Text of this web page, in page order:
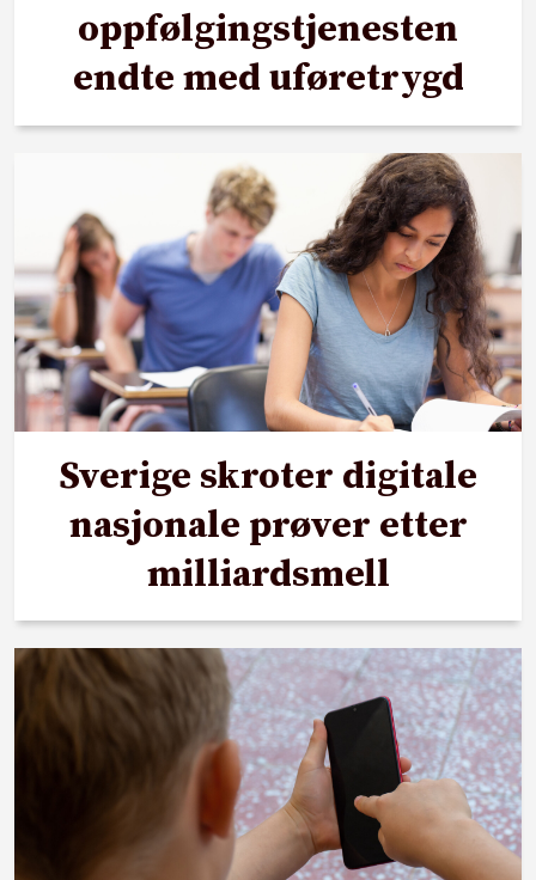
oppfølgingstjenesten
endte med uføretrygd
Sverige skroter digitale
nasjonale prøver etter
milliardsmell